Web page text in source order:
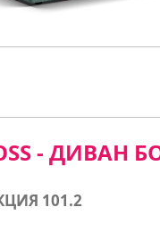
- ДИВАН
101.2